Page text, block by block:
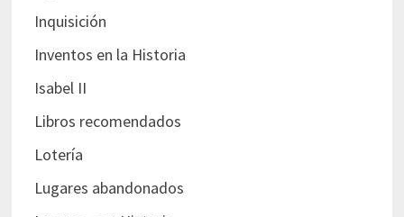
Inquisición
Inventos en la Historia
Isabel II
Libros recomendados
Lotería
Lugares abandonados